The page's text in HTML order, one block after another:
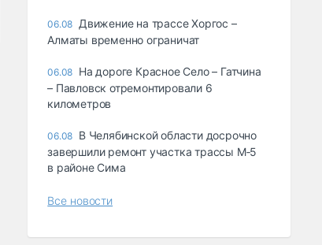
06.08 Движение на трассе Хоргос –
Алматы временно ограничат
06.08 На дороге Красное Село – Гатчина
– Павловск отремонтировали 6
километров
06.08 В Челябинской области досрочно
завершили ремонт участка трассы М‑5
в районе Сима
Все новости